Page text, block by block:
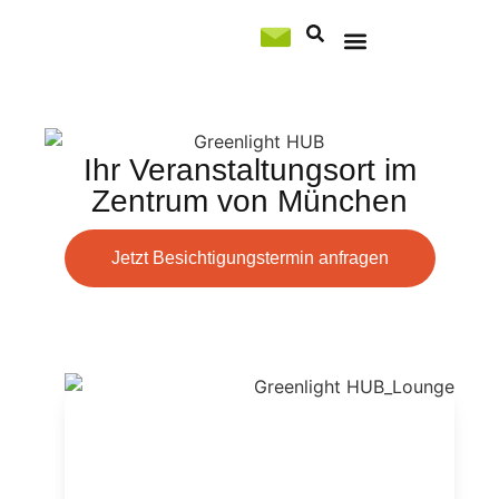
Ihr Veranstaltungsort im
Zentrum von München
Jetzt Besichtigungstermin anfragen